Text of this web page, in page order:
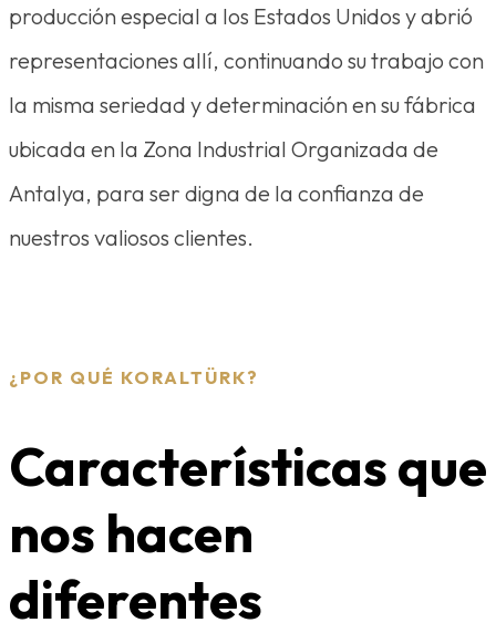
producción especial a los Estados Unidos y abrió
representaciones allí, continuando su trabajo con
la misma seriedad y determinación en su fábrica
ubicada en la Zona Industrial Organizada de
Antalya, para ser digna de la confianza de
nuestros valiosos clientes.
¿POR QUÉ KORALTÜRK?
Características que
nos hacen
diferentes